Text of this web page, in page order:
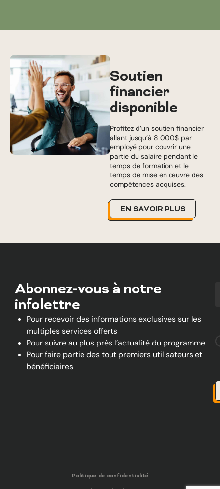
Soutien
financier
disponible
Profitez d’un soutien financier
allant jusqu’à 8 000$ par
employé pour couvrir une
partie du salaire pendant le
temps de formation et le
temps de mise en œuvre des
compétences acquises.
EN SAVOIR PLUS
Abonnez-vous à notre
infolettre
Pour recevoir des informations exclusives sur les
multiples services offerts
Pour suivre au plus près l’actualité du programme
Pour faire partie des tout premiers utilisateurs et
bénéficiaires
Politique de confidentialité